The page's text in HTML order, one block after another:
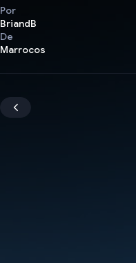
Por
BriandB
De
Marrocos